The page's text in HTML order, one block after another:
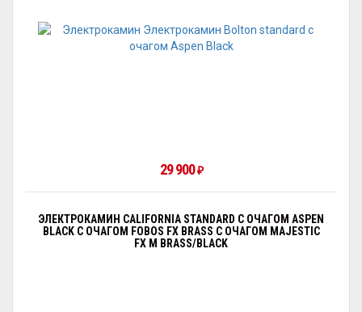
29 900 ₽
ЭЛЕКТРОКАМИН CALIFORNIA STANDARD С ОЧАГОМ АSPEN
BLACK С ОЧАГОМ FOBOS FX BRASS С ОЧАГОМ MAJESTIC
FX M BRASS/BLACK